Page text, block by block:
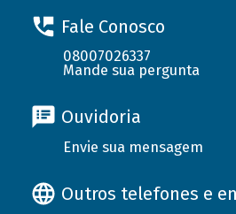
Fale Conosco
08007026337
Mande sua pergunta
Ouvidoria
Envie sua mensagem
Outros telefones e